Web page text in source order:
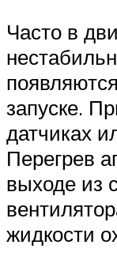
Часто в
запуске.
датчиках
Перегрев
выходе из
жидкости